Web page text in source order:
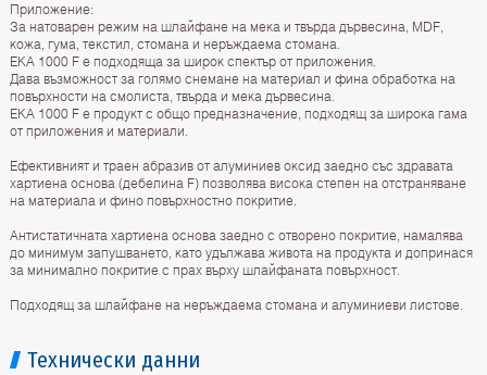
Приложение:
За натоварен режим на шлайфане на мека и твърда дървесина, MDF,
кожа, гума, текстил, стомана и неръждаема стомана.
EKA 1000 F е подходящa за широк спектър от приложения.
Дава възможност за голямо снемане на материал и фина обработка на
повърхности на смолиста, твърда и мека дървесина.
EKA 1000 F е продукт с общо предназначение, подходящ за широкa гама
от приложения и материали.
Ефективният и траен абразив от алуминиев оксид заедно със здравата
хартиена основа (дебелина F) позволява висока степен на отстраняване
на материала и фино повърхностно покритие.
Антистатичната хартиена основа заедно с отворено покритие, намалява
до минимум запушването, като удължава живота на продукта и допринася
за минимално покритие с прах върху шлайфаната повърхност.
Подходящ за шлайфане на неръждаема стомана и алуминиеви листове.
Технически данни